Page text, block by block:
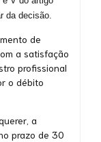
da decisão.
de
a satisfação
profissional
o débito
a
prazo de 30